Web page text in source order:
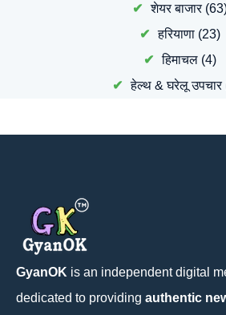
शेयर बाजार
हरियाणा (23)
हिमाचल (4)
हेल्थ & घरेलू उपचार
GyanOK is an independent digital
dedicated to providing authentic